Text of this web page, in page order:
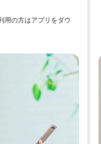
用の方はアプリをダウ